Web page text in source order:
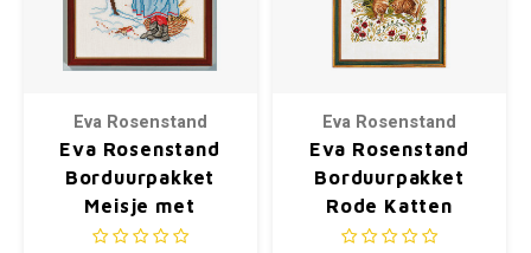
Eva Rosenstand
Eva Rosenstand
Borduurpakket
Meisje met
vogelhuisje 94-232
Eva Rosenstand
Eva Rosenstand
Borduurpakket
Rode Katten